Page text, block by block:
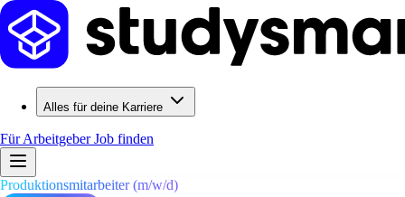
Alles für deine Karriere
Für ArbeitgeberJob finden
Produktionsmitarbeiter (m/w/d)